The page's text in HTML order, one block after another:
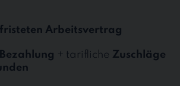
Arbeitsvertrag
+ tarifliche Zuschläge